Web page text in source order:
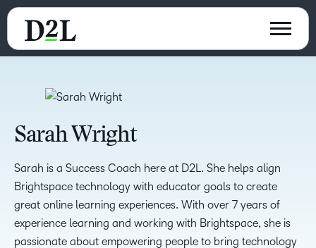
Sarah Wright
Sarah is a Success Coach here at D2L. She helps align
Brightspace technology with educator goals to create
great online learning experiences. With over 7 years of
experience learning and working with Brightspace, she is
passionate about empowering people to bring technology